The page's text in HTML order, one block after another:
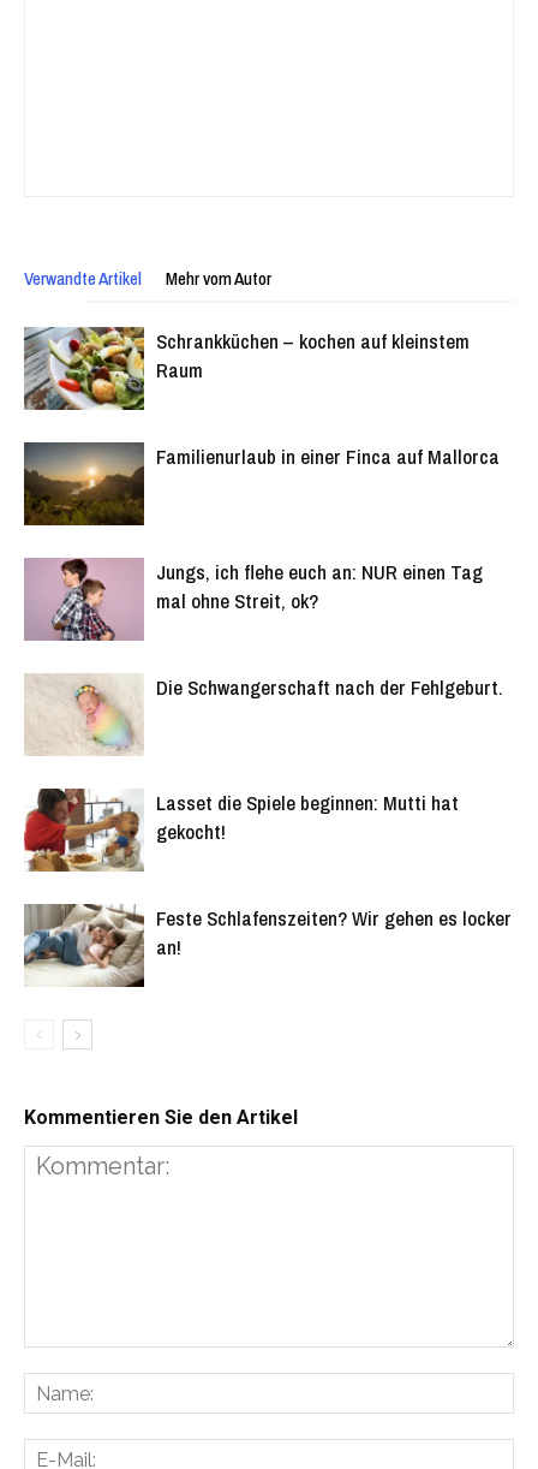
Verwandte Artikel Mehr vom Autor
Schrankküchen – kochen auf kleinstem
Raum
Familienurlaub in einer Finca auf Mallorca
Jungs, ich flehe euch an: NUR einen Tag
mal ohne Streit, ok?
Die Schwangerschaft nach der Fehlgeburt.
Lasset die Spiele beginnen: Mutti hat
gekocht!
Feste Schlafenszeiten? Wir gehen es locker
an!
Kommentieren Sie den Artikel